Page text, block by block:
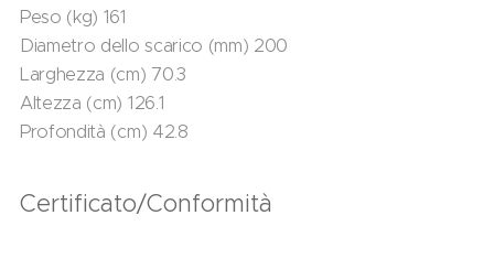
Peso (kg) 161
Diametro dello scarico (mm) 200
Larghezza (cm) 70.3
Altezza (cm) 126.1
Profondità (cm) 42.8
Certificato/Conformità